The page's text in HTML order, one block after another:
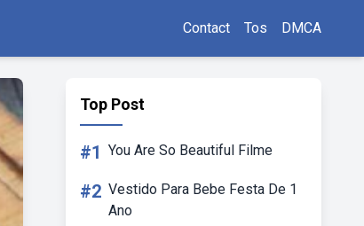
Contact Tos DMCA
Top Post
#1 You Are So Beautiful Filme
#2 Vestido Para Bebe Festa De 1
Ano